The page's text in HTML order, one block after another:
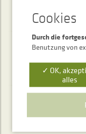
Durch die
Benutzung von
✓ OK,
alles